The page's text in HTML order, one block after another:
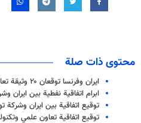
محتوى ذات صلة
ايران وفرنسا توقعان ۲۰ وثيقة تعاون
ابرام اتفاقية نفطية بين ايران
توقيع اتفاقية بين ايران وشركة
توقيع اتفاقية تعاون علمي